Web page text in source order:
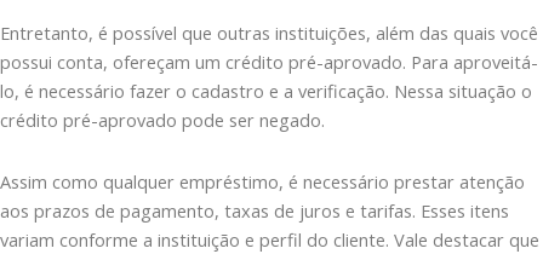
Entretanto, é possível que outras instituições, além das quais você
possui conta, ofereçam um crédito pré-aprovado. Para aproveitá-
lo, é necessário fazer o cadastro e a verificação. Nessa situação o
crédito pré-aprovado pode ser negado.
Assim como qualquer empréstimo, é necessário prestar atenção
aos prazos de pagamento, taxas de juros e tarifas. Esses itens
variam conforme a instituição e perfil do cliente. Vale destacar que